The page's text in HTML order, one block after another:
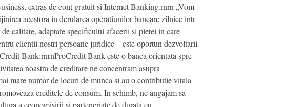
extras de cont gratuit si Internet Banking.rnrn „Vom
acestora in derularea operatiunilor bancare zilnice intr-
calitate, adaptate specificului afacerii si pietei in care
clientii nostri persoane juridice – este oportun dezvoltarii
Bank:rnrnProCredit Bank este o banca orientata spre
noastra de creditare ne concentram asupra
mare numar de locuri de munca si au o contributie vitala
creditele de consum. In schimb, ne angajam sa
a economisirii si parteneriate de durata cu